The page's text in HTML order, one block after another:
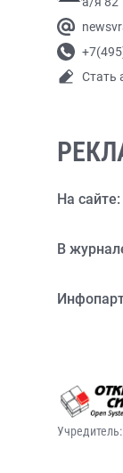
Стать
На сайте:
В